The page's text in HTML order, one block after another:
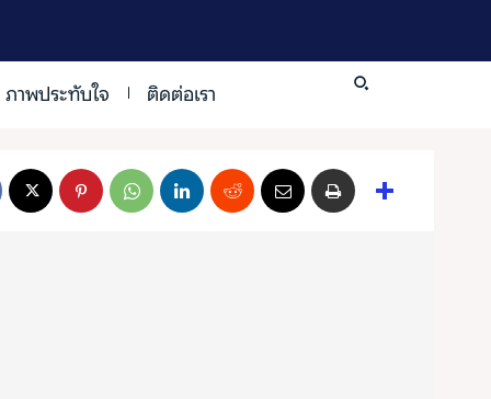
Search
ภาพประทับใจ ติดต่อเรา